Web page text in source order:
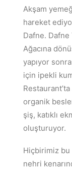
Akşam
hareket
Dafne. Dafne
Ağacına
yapıyor
için ipekli
organik
şiş, katıklı
oluşturuyor.
Hiçbirimiz bu
nehri